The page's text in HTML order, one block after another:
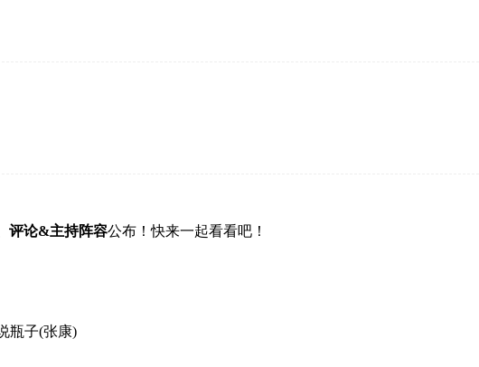
评论&主持阵容公布！快来一起看看吧！
瓶子(张康)